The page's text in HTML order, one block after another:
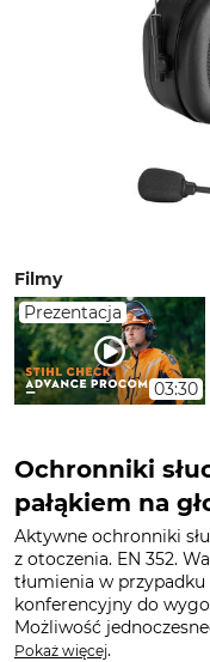
Filmy
Prezentacja
03:30
Ochronniki
pałąkiem na
Aktywne ochronniki
z otoczenia. EN 352.
tłumienia w
konferencyjny do
Możliwość
Pokaż więcej.